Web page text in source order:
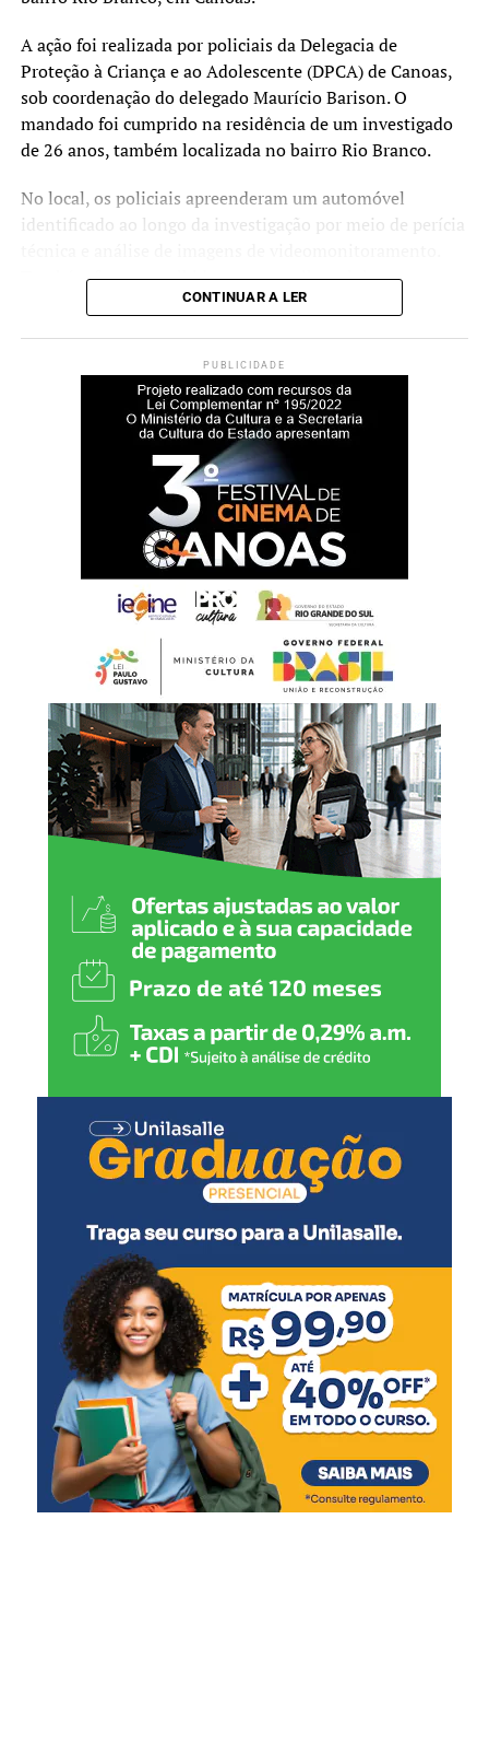
apreendido e da conclusão do inquérito.
A ação foi realizada por policiais da Delegacia de
Proteção à Criança e ao Adolescente (DPCA) de Canoas,
sob coordenação do delegado Maurício Barison. O
mandado foi cumprido na residência de um investigado
de 26 anos, também localizada no bairro Rio Branco.
No local, os policiais apreenderam um automóvel
identificado ao longo da investigação por meio de perícia
Também foram recolhidos um aparelho celular e uma
câmera de monitoramento veicular. Segundo a Polícia
extração e análise de dados que possam contribuir para o
esclarecimento dos fatos.
De acordo com a corporação, o investigado será ouvido
formalmente na delegacia para prestar esclarecimentos
Em nota, o delegado Maurício Barison afirmou que a
Polícia Civil conduz a investigação com rigor técnico e
observando o devido processo legal, sem prejuízo da
rapidez necessária na apuração dos fatos.
Ainda segundo a Polícia Civil, a identificação do suspeito
foi possível após exame pericial de imagens realizado por
peritos do Instituto-Geral de Perícias (IGP-RS). As
investigações seguem em andamento para esclarecer
todas as circunstâncias da ocorrência.
Em cumprimento ao artigo 143 do Estatuto da Criança e
do Adolescente (ECA), a identidade da vítima é
preservada e não serão divulgadas informações que
A Polícia Civil orienta que informações sobre crimes
envolvendo crianças e adolescentes podem ser
repassadas de forma anônima à Delegacia de Proteção à
Criança e ao Adolescente (DPCA) de Canoas. As
denúncias podem ser feitas pelo WhatsApp (51) 98459-
0259 ou pela linha direta (51) 3425-9056.
CONTINUAR A LER
PUBLICIDADE